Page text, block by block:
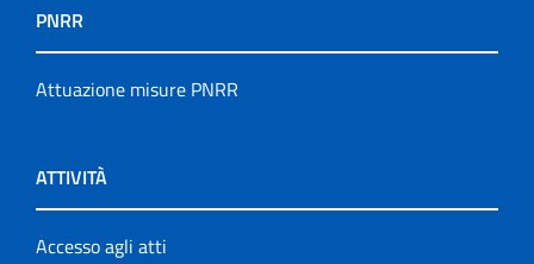
PNRR
Attuazione misure PNRR
ATTIVITÀ
Accesso agli atti